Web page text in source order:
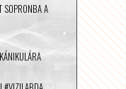
SOPRONBA A